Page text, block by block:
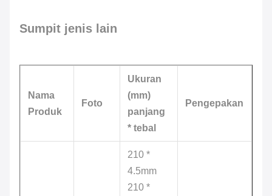
Sumpit jenis lain
Nama
Produk
Foto
Ukuran
(mm)
panjang
* tebal
Pengepakan
210 *
4.5mm
210 *